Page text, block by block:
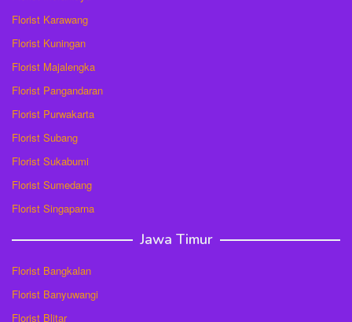
Florist Karawang
Florist Kuningan
Florist Majalengka
Florist Pangandaran
Florist Purwakarta
Florist Subang
Florist Sukabumi
Florist Sumedang
Florist Singaparna
Jawa Timur
Florist Bangkalan
Florist Banyuwangi
Florist Blitar